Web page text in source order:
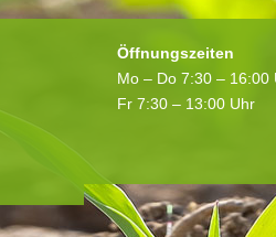
Öffnungszeiten
Mo – Do 7:30 – 16:00
Fr 7:30 – 13:00 Uhr